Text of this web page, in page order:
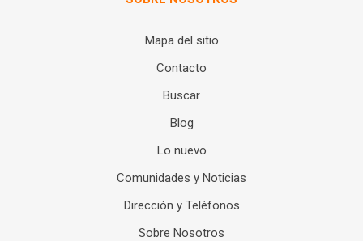
Mapa del sitio
Contacto
Buscar
Blog
Lo nuevo
Comunidades y Noticias
Dirección y Teléfonos
Sobre Nosotros